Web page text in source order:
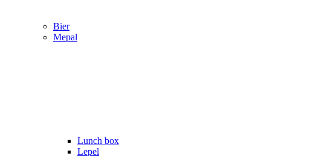
Bier
Mepal
Lunch box
Lepel